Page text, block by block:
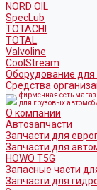
NORD OIL
SpecLub
TOTACHI
TOTAL
Valvoline
CoolStream
Оборудование
Средства
фирменная сеть
для грузовых
О компании
Автозапчасти
Запчасти для
Запчасти для
HOWO T5G
Запасные части
Запчасти для